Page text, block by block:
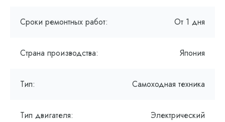
Сроки ремонтных работ: От 1 дня
Страна производства: Япония
Тип: Самоходная техника
Тип двигателя: Электрический